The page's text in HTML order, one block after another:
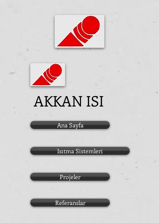
AKKAN ISI
Ana Sayfa
Isıtma Sistemleri
Projeler
Referanslar